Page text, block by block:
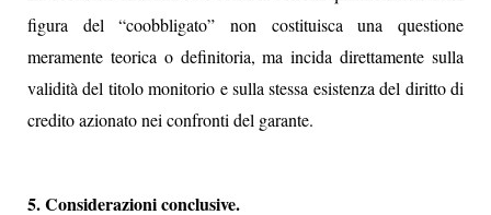
figura del “coobbligato” non costituisca una questione
meramente teorica o definitoria, ma incida direttamente sulla
validità del titolo monitorio e sulla stessa esistenza del diritto di
credito azionato nei confronti del garante.
5. Considerazioni conclusive.